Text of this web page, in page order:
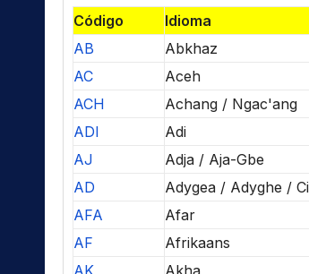
Código
Idioma
AB
Abkhaz
AC
Aceh
ACH
Achang / Ngac'ang
ADI
Adi
AJ
Adja / Aja-Gbe
AD
Adygea / Adyghe /
AFA
Afar
AF
Afrikaans